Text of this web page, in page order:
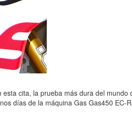
cita, la prueba más dura del
días de la máquina Gas Gas450 EC-